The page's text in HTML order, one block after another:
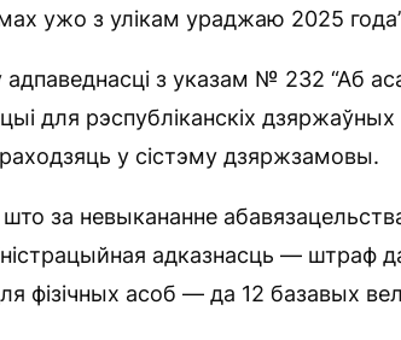
ужо з улікам ураджаю 2025
з указам № 232 “Аб
для рэспубліканскіх дзяржаўных
у сістэму дзяржзамовы.
што за невыкананне
адказнасць — штраф
фізічных асоб — да 12 базавых